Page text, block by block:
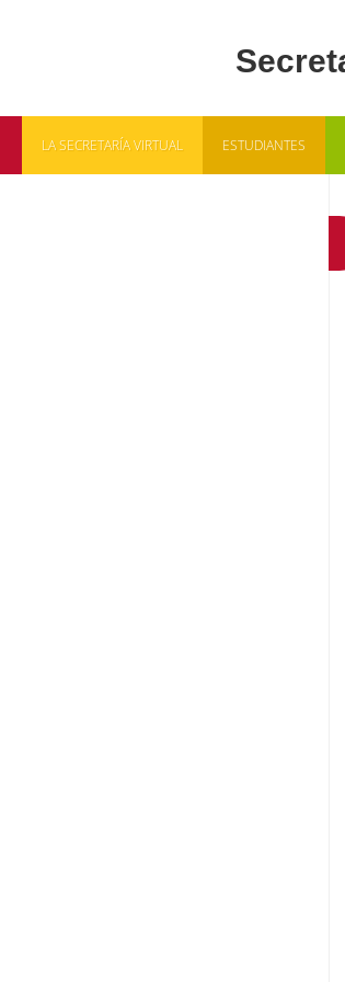
LA SECRETARÍA VIRTUAL ESTUDIANTES